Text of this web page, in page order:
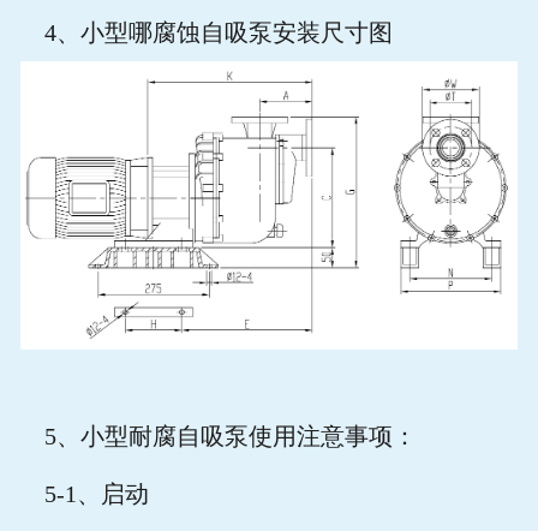
4、小型哪腐蚀自吸泵安装尺寸图
5、小型耐腐自吸泵使用注意事项：
5-1 、启动